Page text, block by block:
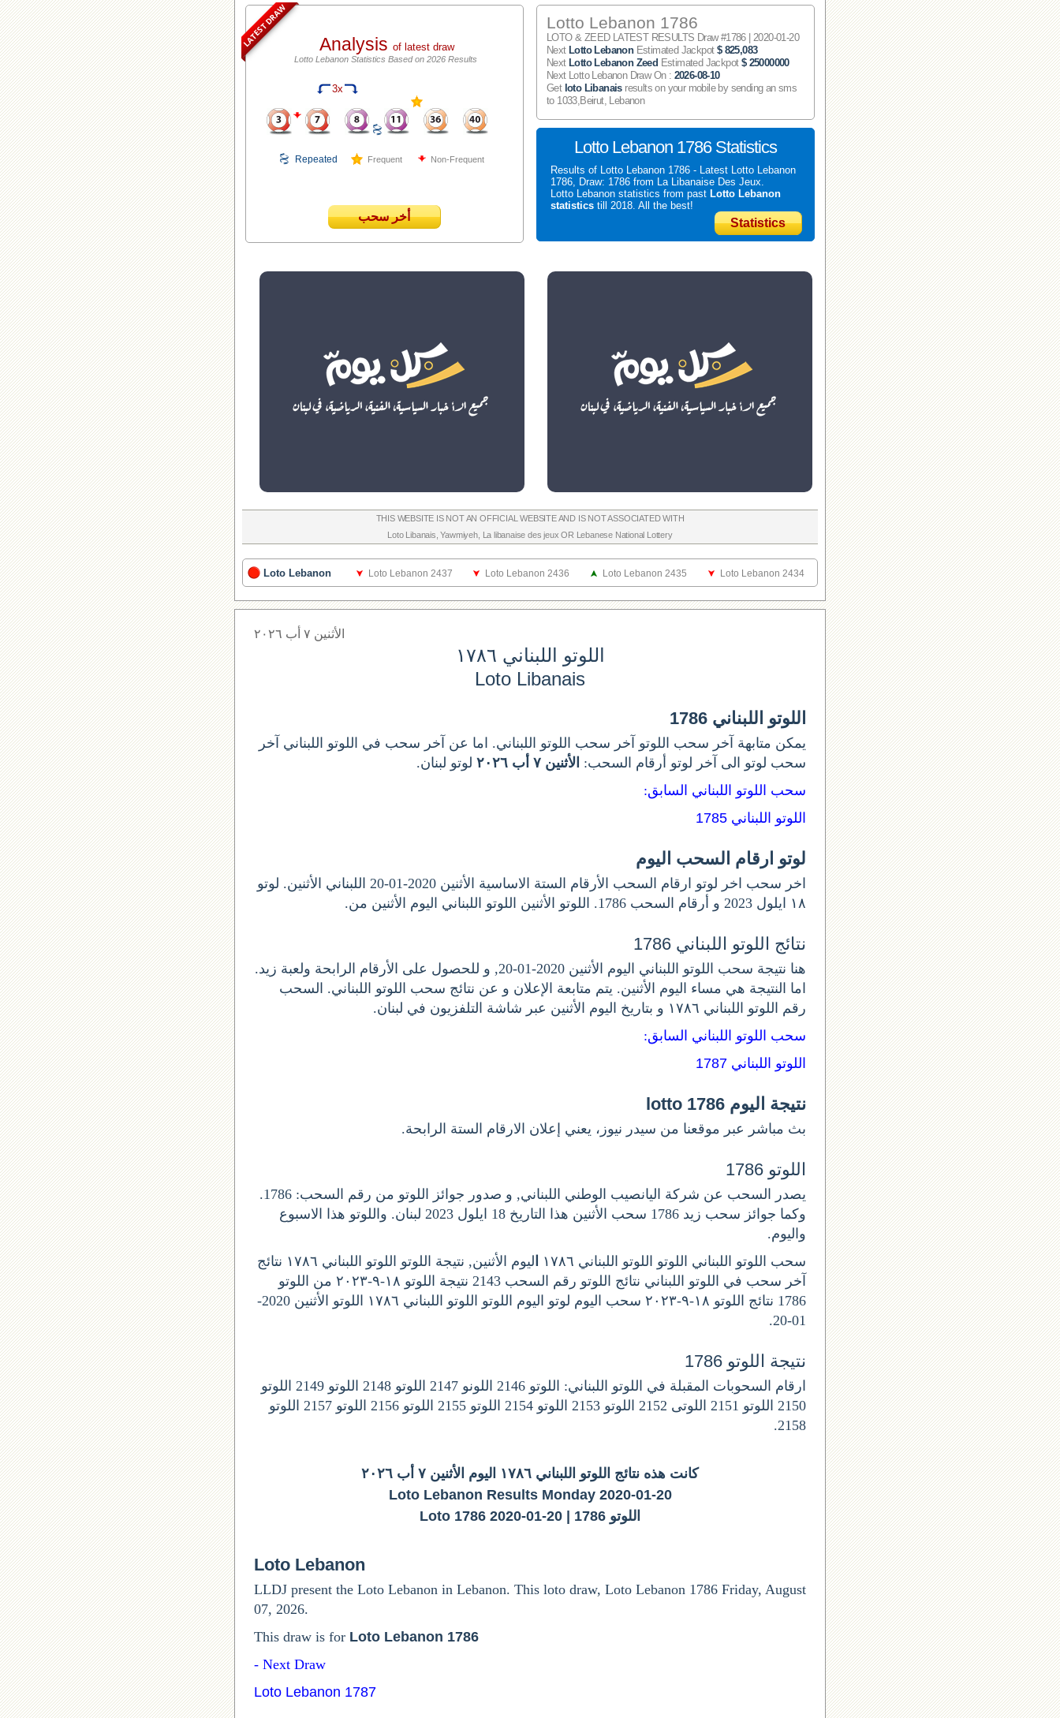
LATEST DRAW Analysis of latest draw
Lotto Lebanon Statistics Based on 2026 Results
3x
Repeated Frequent Non-Frequent
أخر سحب
Lotto Lebanon 1786
LOTO & ZEED LATEST RESULTS Draw #1786 | 2020-01-20
Next Lotto LebanonEstimated Jackpot $ 825,083
Next Lotto Lebanon Zeed Estimated Jackpot $ 25000000
Next Lotto Lebanon Draw On : 2026-08-10
Get loto Libanaisresults on your mobile by sending an sms
to 1033,Beirut, Lebanon
Lotto Lebanon 1786 Statistics
Results of Lotto Lebanon 1786 - Latest Lotto Lebanon
1786, Draw: 1786 from La Libanaise Des Jeux.
Lotto Lebanon statistics from past Lotto Lebanon
statistics till 2018. All the best!
Statistics
THIS WEBSITE IS NOT AN OFFICIAL WEBSITE AND IS NOT ASSOCIATED WITH
Loto Libanais ,Yawmiyeh, La libanaise des jeux OR Lebanese National Lottery
Loto Lebanon Loto Lebanon 2437 Loto Lebanon 2436 Loto Lebanon 2435 Loto Lebanon 2434
الأثنين ٧ أب ٢٠٢٦
اللوتو اللبناني ١٧٨٦
Loto Libanais
اللوتو اللبناني 1786
يمكن متابهة آخر سحب اللوتو آخر سحب اللوتو اللبناني. اما عن آخر سحب في اللوتو اللبناني آخر
سحب لوتو الى آخر لوتو أرقام السحب: الأثنين ٧ أب ٢٠٢٦
لوتو لبنان.
سحب اللوتو اللبناني السابق:
اللوتو اللبناني 1785
لوتو ارقام السحب اليوم
اخر سحب اخر لوتو ارقام السحب الأرقام الستة الاساسية الأثنين 2020-01-20 اللبناني الأثنين. لوتو
١٨ ايلول 2023 و أرقام السحب 1786. اللوتو الأثنين اللوتو اللبناني اليوم الأثنين من.
نتائج اللوتو اللبناني 1786
هنا نتيجة سحب اللوتو اللبناني اليوم الأثنين 2020-01-20, و للحصول على الأرقام الرابحة ولعبة زيد.
اما النتيجة هي مساء اليوم الأثنين. يتم متابعة الإعلان و عن نتائج سحب اللوتو اللبناني. السحب
رقم اللوتو اللبناني ١٧٨٦
و بتاريخ اليوم الأثنين عبر شاشة التلفزيون في لبنان.
سحب اللوتو اللبناني السابق:
اللوتو اللبناني 1787
نتيجة اليوم lotto 1786
بث مباشر عبر موقعنا من سيدر نيوز، يعني إعلان الارقام الستة الرابحة.
اللوتو 1786
يصدر السحب عن شركة اليانصيب الوطني اللبناني, و صدور جوائز اللوتو من رقم السحب: 1786.
وكما جوائز سحب زيد 1786 سحب الأثنين هذا التاريخ 18 ايلول 2023 لبنان. واللوتو هذا الاسبوع
واليوم.
سحب اللوتو اللبناني اللوتو اللوتو اللبناني ١٧٨٦
ليوم الأثنين, نتيجة اللوتو اللوتو اللبناني ١٧٨٦ نتائج
آخر سحب في اللوتو اللبناني نتائج اللوتو رقم السحب 2143 نتيجة اللوتو ١٨-٩-٢٠٢٣ من اللوتو
1786 نتائج اللوتو ١٨-٩-٢٠٢٣ سحب اليوم لوتو اليوم اللوتو اللوتو اللبناني ١٧٨٦ اللوتو الأثنين 2020-
01-20.
نتيجة اللوتو 1786
ارقام السحوبات المقبلة في اللوتو اللبناني: اللوتو 2146 اللونو 2147 اللوتو 2148 اللوتو 2149 اللوتو
2150 اللوتو 2151 اللوتى 2152 اللوتو 2153 اللوتو 2154 اللوتو 2155 اللوتو 2156 اللوتو 2157 اللوتو
2158.
كانت هذه نتائج اللوتو اللبناني ١٧٨٦ اليوم الأثنين ٧ أب ٢٠٢٦
Loto Lebanon Results Monday 2020-01-20
اللوتو 1786 | Loto 1786 2020-01-20
Loto Lebanon
LLDJ present the Loto Lebanon in Lebanon. This loto draw, Loto Lebanon 1786 Friday, August
07, 2026.
This draw is for Loto Lebanon 1786
Next Draw -
Loto Lebanon 1787